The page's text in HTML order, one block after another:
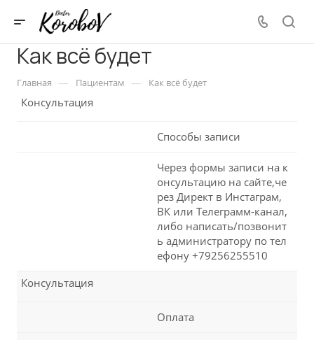
Как всё будет
Главная — Пациентам — Как всё будет
Консультация
Способы записи
Через формы записи на к
онсультацию на сайте,че
рез Директ в Инстаграм,
ВК или Телеграмм-канал,
либо написать/позвонит
ь администратору по тел
ефону +79256255510
Консультация
Оплата